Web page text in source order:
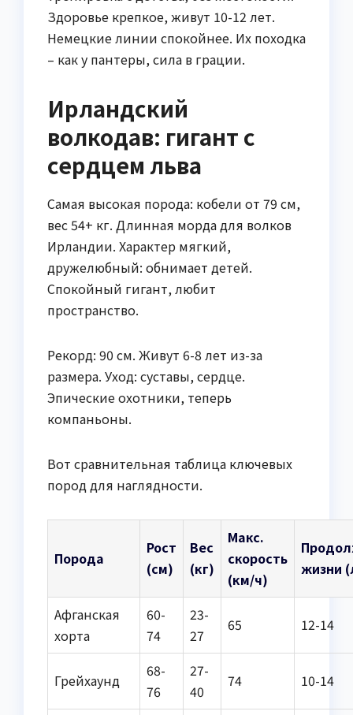
Здоровье крепкое, живут 10-12 лет.
Немецкие линии спокойнее. Их походка
– как у пантеры, сила в грации.
Ирландский
волкодав: гигант с
сердцем льва
Самая высокая порода: кобели от 79 см,
вес 54+ кг. Длинная морда для волков
Ирландии. Характер мягкий,
дружелюбный: обнимает детей.
Спокойный гигант, любит
пространство.
Рекорд: 90 см. Живут 6-8 лет из-за
размера. Уход: суставы, сердце.
Эпические охотники, теперь
компаньоны.
Вот сравнительная таблица ключевых
пород для наглядности.
Порода
Рост
(см)
Вес
(кг)
Макс.
скорость
(км/ч)
жизни
Афганская
хорта
60-
74
23-
27
65 12-14
Грейхаунд
68-
76
27-
40
74 10-14